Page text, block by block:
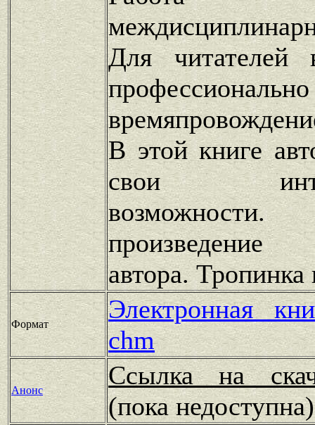
Для читателей
профессионально
В этой книге
свои
произведение
автора.
Формат
Электронная
chm
Анонс
Ссылка на
(пока